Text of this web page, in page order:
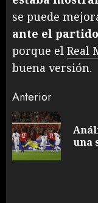
se puede
ante el
porque el Real
buena versión.
Sigue
leyendo
Anterior
una